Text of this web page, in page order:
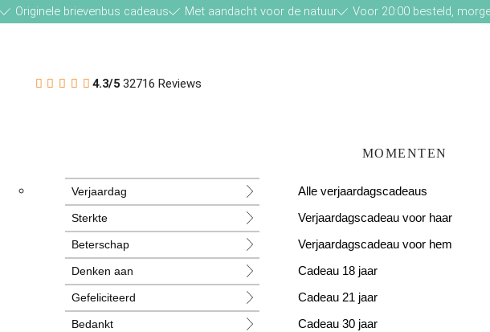
Originele brievenbus cadeaus Met aandacht voor de natuur Voor 20:00 besteld,
4.3/5 32716 Reviews
MOMENTEN
Verjaardag
Sterkte
Beterschap
Denken aan
Gefeliciteerd
Bedankt
Alle verjaardagscadeaus
Verjaardagscadeau voor haar
Verjaardagscadeau voor hem
Cadeau 18 jaar
Cadeau 21 jaar
Cadeau 30 jaar